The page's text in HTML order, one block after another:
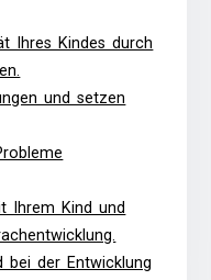
Ihres Kindes durch
und setzen
Ihrem Kind und
bei der Entwicklung